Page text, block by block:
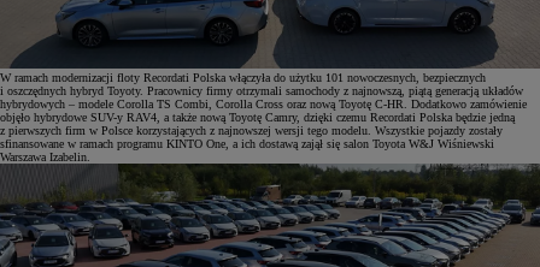
W ramach modernizacji floty Recordati Polska włączyła do użytku 101 nowoczesnych, bezpiecznych
i oszczędnych hybryd Toyoty. Pracownicy firmy otrzymali samochody z najnowszą, piątą generacją układów
hybrydowych – modele Corolla TS Combi, Corolla Cross oraz nową Toyotę C-HR. Dodatkowo zamówienie
objęło hybrydowe SUV-y RAV4, a także nową Toyotę Camry, dzięki czemu Recordati Polska będzie jedną
z pierwszych firm w Polsce korzystających z najnowszej wersji tego modelu. Wszystkie pojazdy zostały
sfinansowane w ramach programu KINTO One, a ich dostawą zajął się salon Toyota W&J Wiśniewski
Warszawa Izabelin.